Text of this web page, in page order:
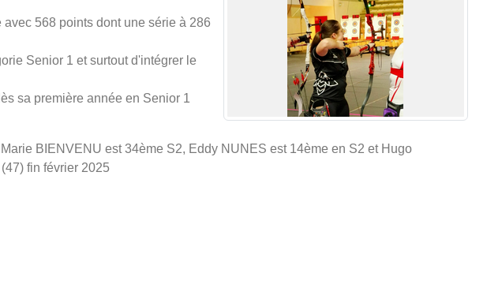
568 points dont une série à 286
Senior 1 et surtout d'intégrer le
sa première année en Senior 1
BIENVENU est 34ème S2, Eddy NUNES est 14ème en S2 et Hugo
fin février 2025